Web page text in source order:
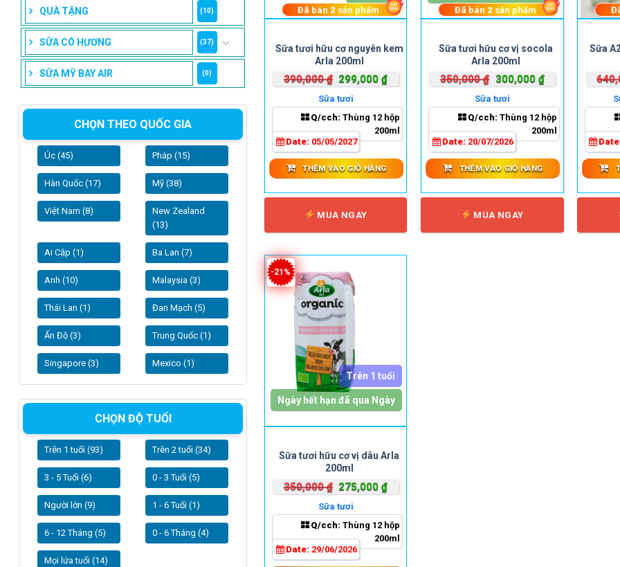
QUÀ TẶNG (10)
SỮA CÓ HƯƠNG (37)
SỮA MỸ BAY AIR (0)
CHỌN THEO QUỐC GIA
Úc (45) Pháp (15)
Hàn Quốc (17) Mỹ (38)
Việt Nam (8)
New Zealand
(13)
Ai Cập (1) Ba Lan (7)
Anh (10) Malaysia (3)
Thái Lan (1) Đan Mạch (5)
Ấn Độ (3) Trung Quốc (1)
Singapore (3) Mexico (1)
CHỌN ĐỘ TUỔI
Trên 1 tuổi (93) Trên 2 tuổi (34)
3 - 5 Tuổi (6) 0 - 3 Tuổi (5)
Người lớn (9) 1 - 6 Tuổi (1)
6 - 12 Tháng (5) 0 - 6 Tháng (4)
Mọi lứa tuổi (14)
Sữa tươi hữu cơ nguyên kem
Arla 200ml
390,000₫ Giá
gốc
là:
390,000 ₫.
299,000₫Giá
tại
là:
299,000 ₫.
Sữa tươi
Q/cch:Thùng 12 hộp
200ml
Date: 05/05/2027
Đã bán 2 sản phẩm
THÊM VÀO GIỎ HÀNG
MUA NGAY
Sữa tươi hữu cơ vị socola
Arla 200ml
350,000₫ Giá
gốc
là:
350,000 ₫.
300,000 ₫Giá
tại
là:
300,000 ₫.
Sữa tươi
Q/cch: Thùng 12 hộp
200ml
Date: 20/07/2026
Đã bán 2sản phẩm
THÊM VÀO GIỎ HÀNG
MUA NGAY
Sữa
-21%
Sữa tươi hữu cơ vị dâu Arla
200ml
350,000₫ Giá
gốc
là:
350,000 ₫.
275,000₫Giá
tại
là:
275,000 ₫.
Sữa tươi
Q/cch:Thùng 12 hộp
200ml
Date: 29/06/2026
Trên 1 tuổi
Ngày hết hạn đã qua Ngày